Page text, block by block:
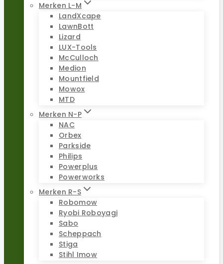
Merken L-M
LandXcape
LawnBott
Lizard
LUX-Tools
McCulloch
Medion
Mountfield
Mowox
MTD
Merken N-P
NAC
Orbex
Parkside
Philips
Powerplus
Powerworks
Merken R-S
Robomow
Ryobi Roboyagi
Sabo
Scheppach
Stiga
Stihl Imow